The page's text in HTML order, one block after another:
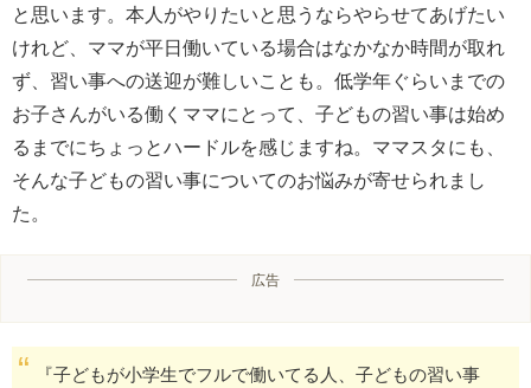
と思います。本人がやりたいと思うならやらせてあげたい
けれど、ママが平日働いている場合はなかなか時間が取れ
ず、習い事への送迎が難しいことも。低学年ぐらいまでの
お子さんがいる働くママにとって、子どもの習い事は始め
るまでにちょっとハードルを感じますね。ママスタにも、
そんな子どもの習い事についてのお悩みが寄せられまし
た。
広告
『子どもが小学生でフルで働いてる人、子どもの習い事